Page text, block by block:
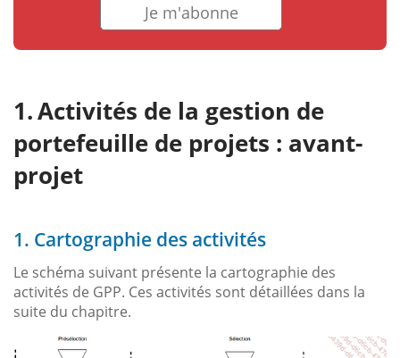
Je m'abonne
Activités de la gestion de
portefeuille de projets : avant-
projet
1. Cartographie des activités
Le schéma suivant présente la cartographie des
activités de GPP. Ces activités sont détaillées dans la
suite du chapitre.